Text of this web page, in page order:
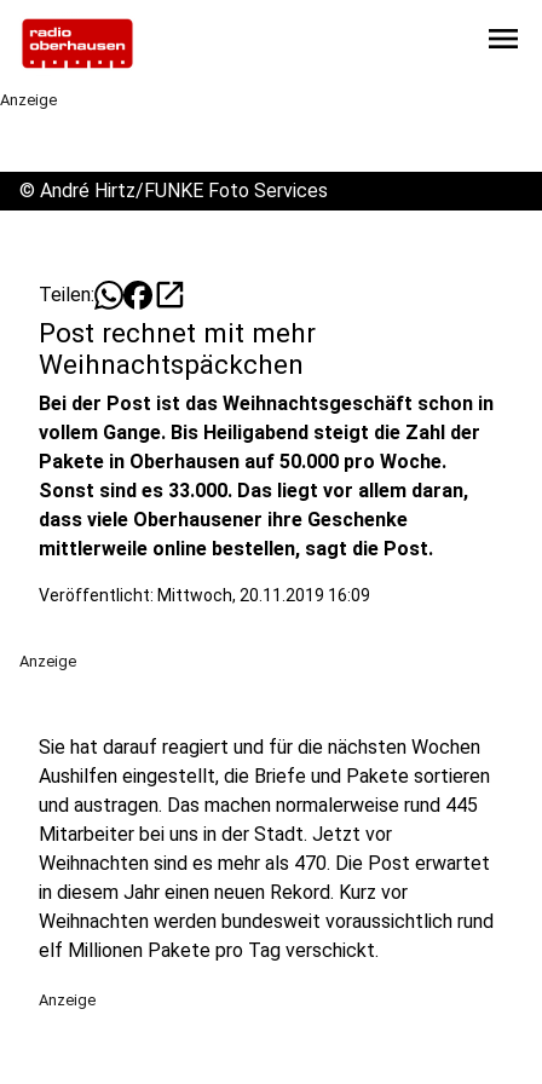
menu
Anzeige
© André Hirtz/FUNKE Foto Services
Teilen: open_in_new
Post rechnet mit mehr
Weihnachtspäckchen
Bei der Post ist das Weihnachtsgeschäft schon in
vollem Gange. Bis Heiligabend steigt die Zahl der
Pakete in Oberhausen auf 50.000 pro Woche.
Sonst sind es 33.000. Das liegt vor allem daran,
dass viele Oberhausener ihre Geschenke
mittlerweile online bestellen, sagt die Post.
Veröffentlicht: Mittwoch, 20.11.2019 16:09
Anzeige
Sie hat darauf reagiert und für die nächsten Wochen
Aushilfen eingestellt, die Briefe und Pakete sortieren
und austragen. Das machen normalerweise rund 445
Mitarbeiter bei uns in der Stadt. Jetzt vor
Weihnachten sind es mehr als 470. Die Post erwartet
in diesem Jahr einen neuen Rekord. Kurz vor
Weihnachten werden bundesweit voraussichtlich rund
elf Millionen Pakete pro Tag verschickt.
Anzeige